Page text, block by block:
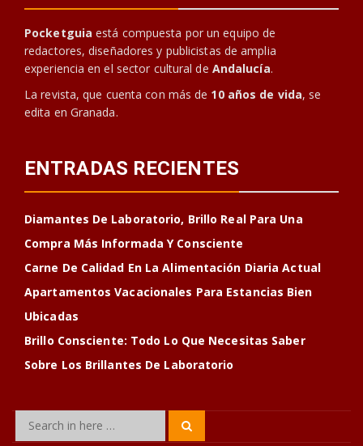
Pocketguia está compuesta por un equipo de
redactores, diseñadores y publicistas de amplia
experiencia en el sector cultural de Andalucía.
La revista, que cuenta con más de 10 años de vida, se
edita en Granada.
ENTRADAS RECIENTES
Diamantes De Laboratorio, Brillo Real Para Una
Compra Más Informada Y Consciente
Carne De Calidad En La Alimentación Diaria Actual
Apartamentos Vacacionales Para Estancias Bien
Ubicadas
Brillo Consciente: Todo Lo Que Necesitas Saber
Sobre Los Brillantes De Laboratorio
Search